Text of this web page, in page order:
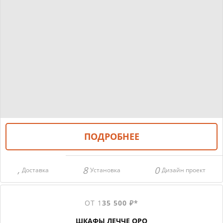
ПОДРОБНЕЕ
Доставка Установка Дизайн проект
ОТ 1 35 500 ₽*
ШКАФЫ ЛЕЧЧЕ ОРО